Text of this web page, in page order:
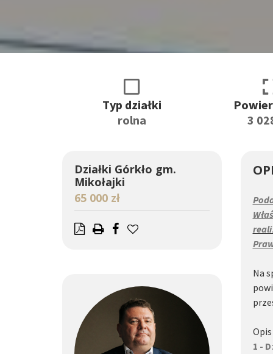
Typ działki
rolna
3
Działki Górkło gm.
Mikołajki
65 000 zł
Na
1 -